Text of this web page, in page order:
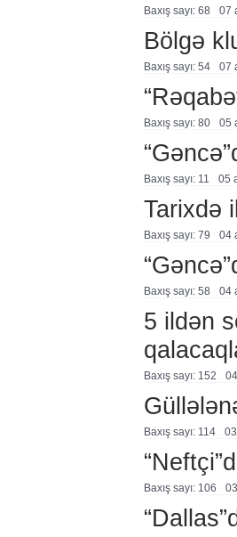
Baxış sayı: 68 07
Bölgə
Baxış sayı: 54 07
Baxış sayı: 80 05
Baxış sayı: 11 05
Tarixdə
Baxış sayı: 79 04
Baxış sayı: 58 04
5 ildən
Baxış sayı: 152
Baxış sayı: 114
Baxış sayı: 106